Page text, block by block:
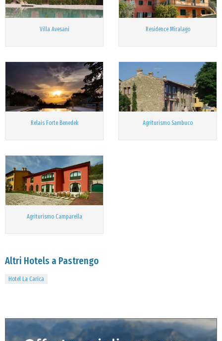
Villa Avesani Residence Miralago
Relais Forte Benedek Agriturismo Sambuco
Agriturismo Camparella
Altri Hotels a Pastrengo
Hotel La Carica